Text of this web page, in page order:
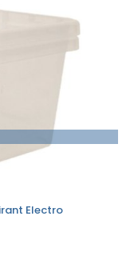
Electro